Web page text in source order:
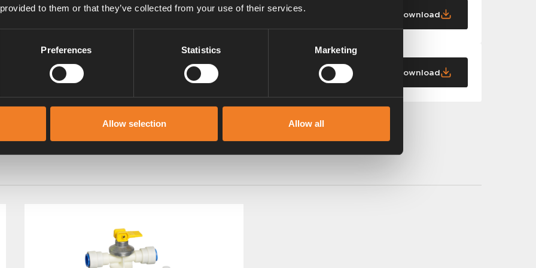
to them or that they’ve collected from your use of their services.
Preferences Statistics Marketing
Allow selection Allow all
für die ganze Familie Download
Download